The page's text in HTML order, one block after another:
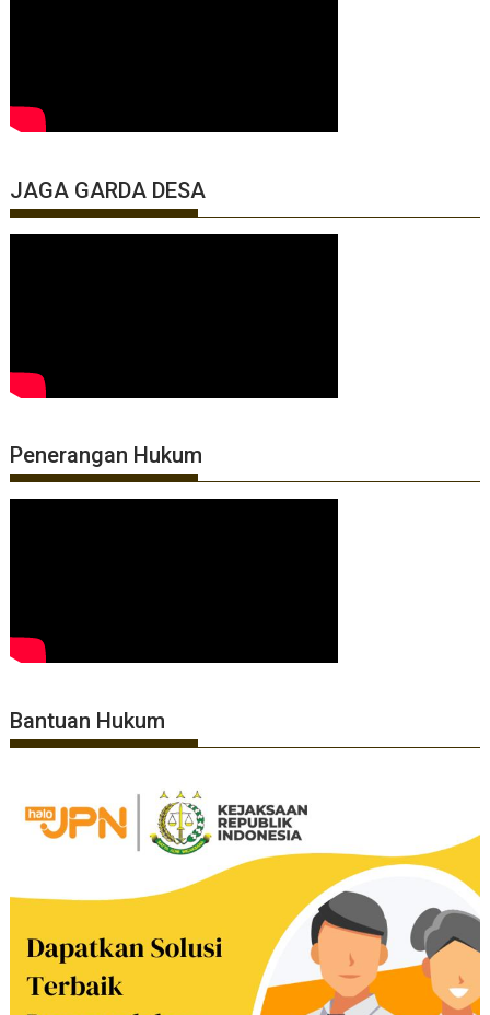
JAGA GARDA DESA
Penerangan Hukum
Bantuan Hukum